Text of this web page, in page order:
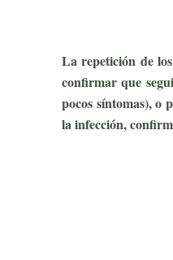
La repetición de
confirmar que
pocos síntomas), o
la infección,